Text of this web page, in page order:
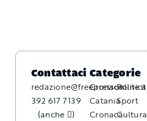
Contattaci
redazione@freepressonline.it
392 617 7139
(anche
)
Categorie
Cronaca
Catania
Cronaca
Politica
Sport
Cultura